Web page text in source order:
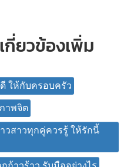
ยวข้องเพิ่ม
ให้กับครอบครัว
าพจิต
วสาวทุกคู่ควรรู้ ให้รักนี้